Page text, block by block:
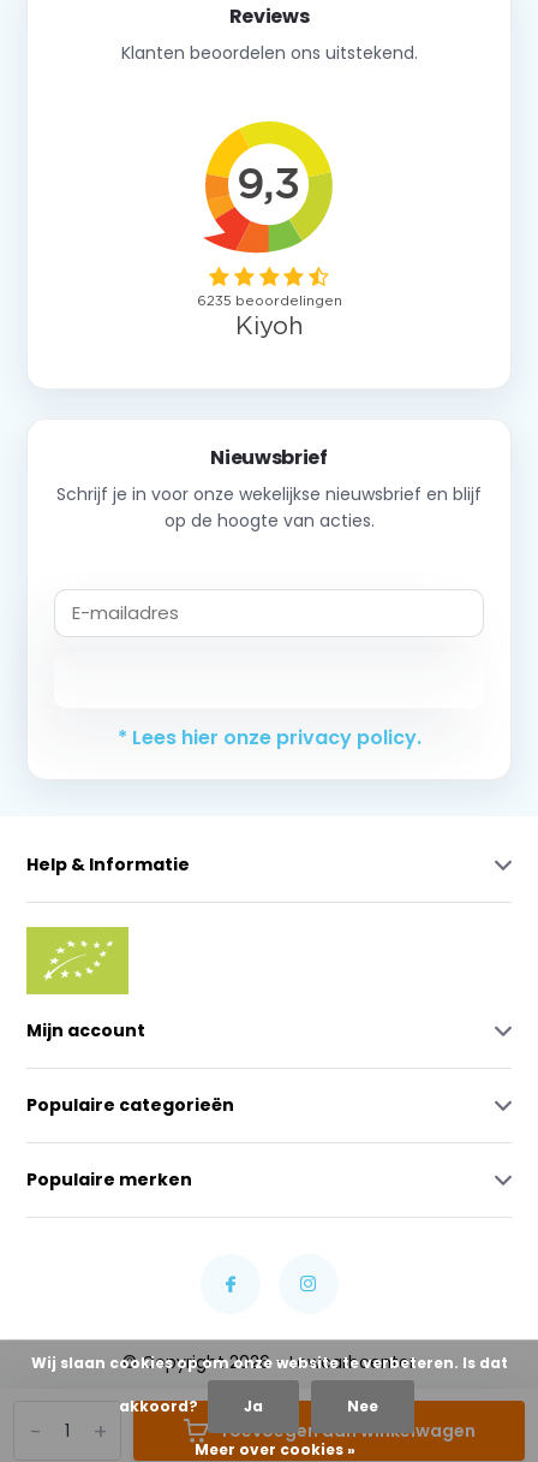
+
- Toevoegen aan winkelwagen
Reviews
Klanten beoordelen ons uitstekend.
Nieuwsbrief
Schrijf je in voor onze wekelijkse nieuwsbrief en blijf
op de hoogte van acties.
* Lees hier onze privacy policy.
Help & Informatie
Mijn account
Populaire categorieën
Populaire merken
© Copyright 2026 - Lowcarbcenter
Wij slaan cookies op om onze website te verbeteren. Is dat
akkoord? Ja Nee
Meer over cookies »